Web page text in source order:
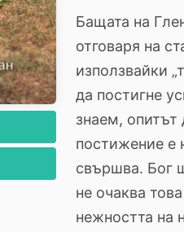
Бащата на
отговаря на
използвайки
да постигне
знаем, опитът
постижение е
свършва. Бог
не очаква
нежността на